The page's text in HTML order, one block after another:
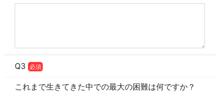
Q3 必須
これまで生きてきた中での最大の困難は何ですか？